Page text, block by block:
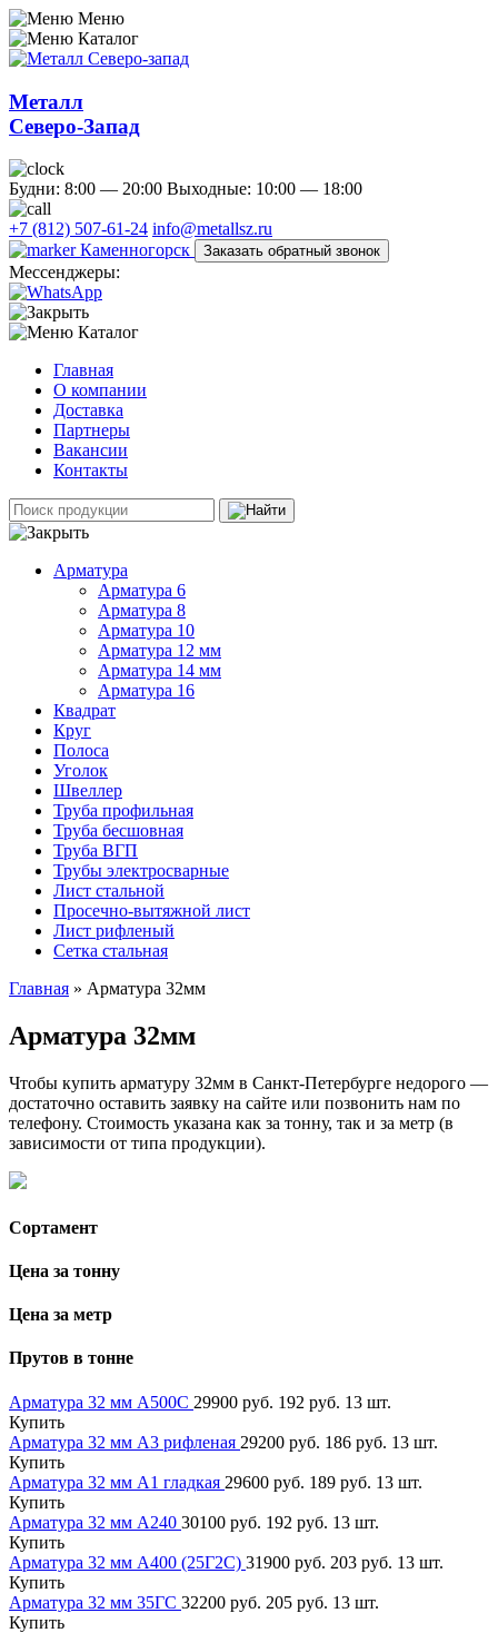
Меню
Каталог
Металл
Северо-Запад
Будни: 8:00 — 20:00 Выходные: 10:00 — 18:00
+7 (812) 507-61-24 info@metallsz.ru
Каменногорск
Заказать обратный звонок
Мессенджеры:
Каталог
Главная
О компании
Доставка
Партнеры
Вакансии
Контакты
Арматура
Арматура 6
Арматура 8
Арматура 10
Арматура 12 мм
Арматура 14 мм
Арматура 16
Квадрат
Круг
Полоса
Уголок
Швеллер
Труба профильная
Труба бесшовная
Труба ВГП
Трубы электросварные
Лист стальной
Просечно-вытяжной лист
Лист рифленый
Сетка стальная
Главная » Арматура 32мм
Арматура 32мм
Чтобы купить арматуру 32мм в Санкт-Петербурге недорого —
достаточно оставить заявку на сайте или позвонить нам по
телефону. Стоимость указана как за тонну, так и за метр (в
зависимости от типа продукции).
Сортамент
Цена за тонну
Цена за метр
Прутов в тонне
Арматура 32 мм А500С 29900 руб. 192 руб. 13 шт.
Купить
Арматура 32 мм А3 рифленая 29200 руб. 186 руб. 13 шт.
Купить
Арматура 32 мм А1 гладкая 29600 руб. 189 руб. 13 шт.
Купить
Арматура 32 мм А240 30100 руб. 192 руб. 13 шт.
Купить
Арматура 32 мм А400 (25Г2С) 31900 руб. 203 руб. 13 шт.
Купить
Арматура 32 мм 35ГС 32200 руб. 205 руб. 13 шт.
Купить